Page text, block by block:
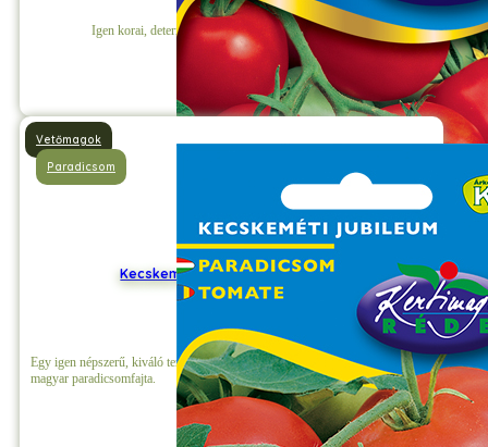
Igen korai, determinált növekedésű hibrid paradicsom.
Részletek
Kecskeméti Jubileum Paradicsom
Egy igen népszerű, kiváló termőképességű, determinált (bokor) növekedésű
magyar paradicsomfajta.
Vetőmagok
Paradicsom